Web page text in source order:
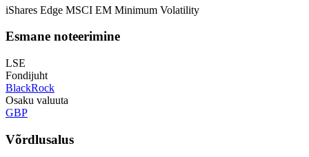
iShares Edge MSCI EM Minimum Volatility
Esmane noteerimine
LSE
Fondijuht
BlackRock
Osaku valuuta
GBP
Võrdlusalus